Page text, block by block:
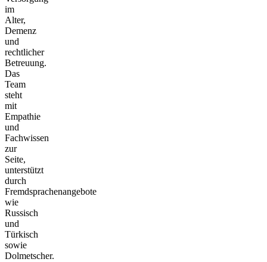
im
Alter,
Demenz
und
rechtlicher
Betreuung.
Das
Team
steht
mit
Empathie
und
Fachwissen
zur
Seite,
unterstützt
durch
Fremdsprachenangebote
wie
Russisch
und
Türkisch
sowie
Dolmetscher.